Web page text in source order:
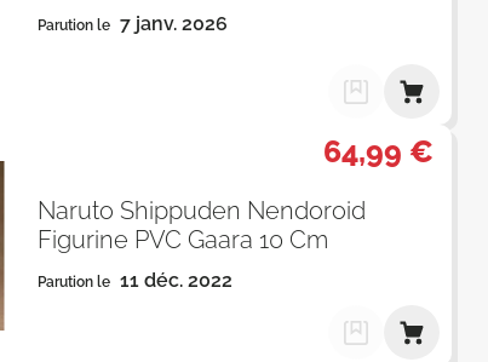
Parution le 7 janv. 2026
64,99 €
Naruto Shippuden Nendoroid
Figurine PVC Gaara 10 Cm
Parution le 11 déc. 2022